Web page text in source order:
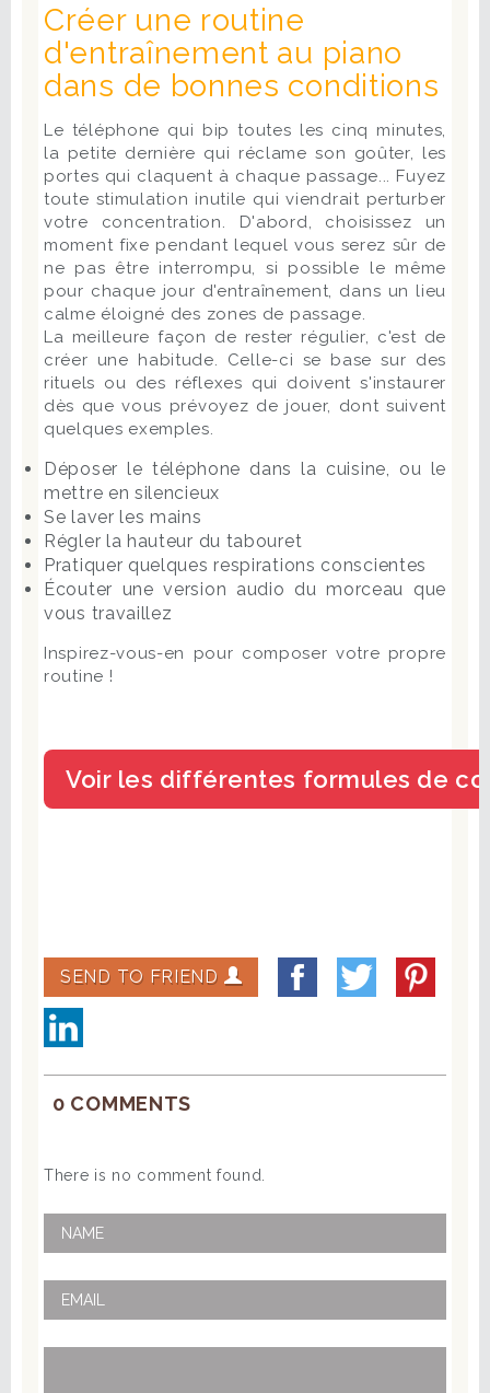
Créer une routine
d'entraînement au piano
dans de bonnes conditions
Le téléphone qui bip toutes les cinq minutes,
la petite dernière qui réclame son goûter, les
portes qui claquent à chaque passage... Fuyez
toute stimulation inutile qui viendrait perturber
votre concentration. D'abord, choisissez un
moment fixe pendant lequel vous serez sûr de
ne pas être interrompu, si possible le même
pour chaque jour d'entraînement, dans un lieu
calme éloigné des zones de passage.
La meilleure façon de rester régulier, c'est de
créer une habitude. Celle-ci se base sur des
rituels ou des réflexes qui doivent s'instaurer
dès que vous prévoyez de jouer, dont suivent
quelques exemples.
Déposer le téléphone dans la cuisine, ou le
mettre en silencieux
Se laver les mains
Régler la hauteur du tabouret
Pratiquer quelques respirations conscientes
Écouter une version audio du morceau que
vous travaillez
Inspirez-vous-en pour composer votre propre
routine !
SEND TO FRIEND
0 COMMENTS
There is no comment found.